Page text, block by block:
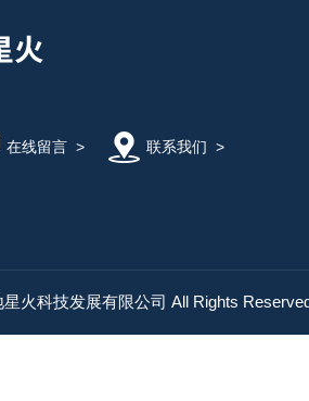
在线留言> 联系我们 >
星火科技发展有限公司 All Rights